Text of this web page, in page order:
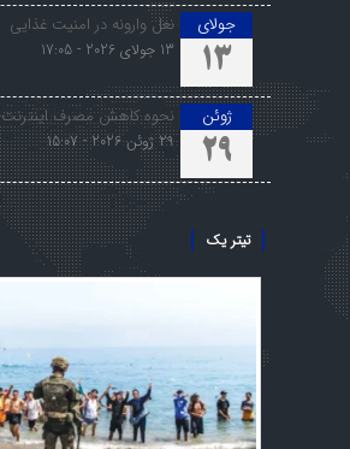
جولای
13
نعل وارونه در امنیت غذایی
13 جولای 2026 - 17:05
ژوئن
29
نحوه کاهش مصرف اینترنت
29 ژوئن 2026 - 15:07
تیتر یک